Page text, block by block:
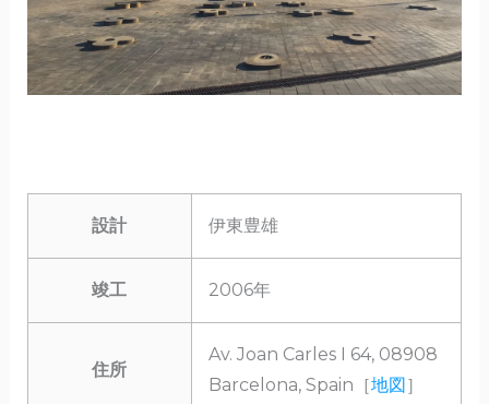
設計 伊東豊雄
竣工 2006年
住所
Av. Joan Carles I 64, 08908
Barcelona, Spain［地図］